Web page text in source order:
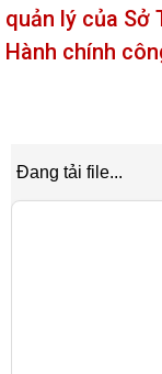
quản lý của Sở
Hành chính